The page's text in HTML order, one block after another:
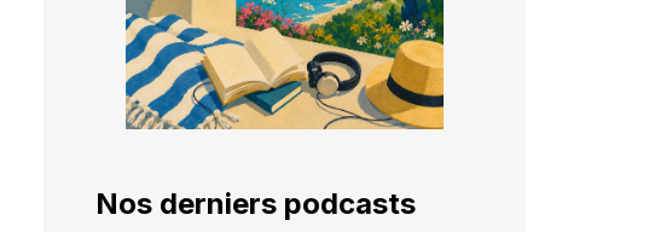
Nos derniers podcasts